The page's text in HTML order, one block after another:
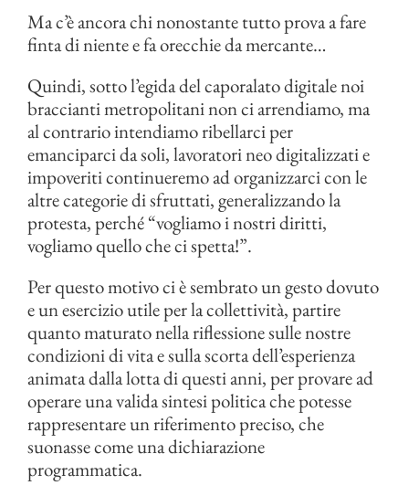
Ma c’è ancora chi nonostante tutto prova a fare
finta di niente e fa orecchie da mercante…
Quindi, sotto l’egida del caporalato digitale noi
braccianti metropolitani non ci arrendiamo, ma
al contrario intendiamo ribellarci per
emanciparci da soli, lavoratori neo digitalizzati e
impoveriti continueremo ad organizzarci con le
altre categorie di sfruttati, generalizzando la
protesta, perché “vogliamo i nostri diritti,
vogliamo quello che ci spetta!”.
Per questo motivo ci è sembrato un gesto dovuto
e un esercizio utile per la collettività, partire
quanto maturato nella riflessione sulle nostre
condizioni di vita e sulla scorta dell’esperienza
animata dalla lotta di questi anni, per provare ad
operare una valida sintesi politica che potesse
rappresentare un riferimento preciso, che
suonasse come una dichiarazione
programmatica.